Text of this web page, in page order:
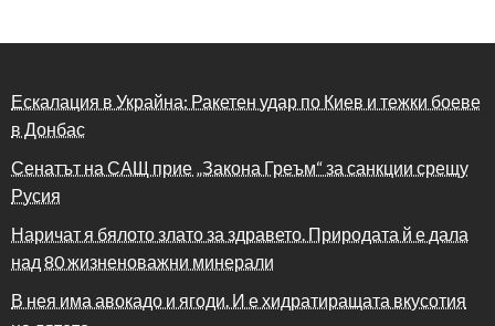
Ескалация в Украйна: Ракетен удар по Киев и тежки боеве
в Донбас
Сенатът на САЩ прие „Закона Греъм“ за санкции срещу
Русия
Наричат я бялото злато за здравето. Природата й е дала
над 80 жизненоважни минерали
В нея има авокадо и ягоди. И е хидратиращата вкусотия